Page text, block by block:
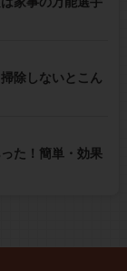
除しないとこん
た！簡単・効果